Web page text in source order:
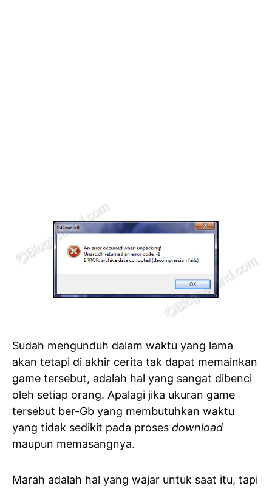
Sudah mengunduh dalam waktu yang lama
akan tetapi di akhir cerita tak dapat memainkan
game tersebut, adalah hal yang sangat dibenci
oleh setiap orang. Apalagi jika ukuran game
tersebut ber-Gb yang membutuhkan waktu
yang tidak sedikit pada proses download
maupun memasangnya.
Marah adalah hal yang wajar untuk saat itu, tapi